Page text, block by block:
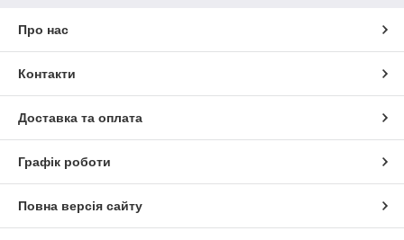
Про нас
Контакти
Доставка та оплата
Графік роботи
Повна версія сайту